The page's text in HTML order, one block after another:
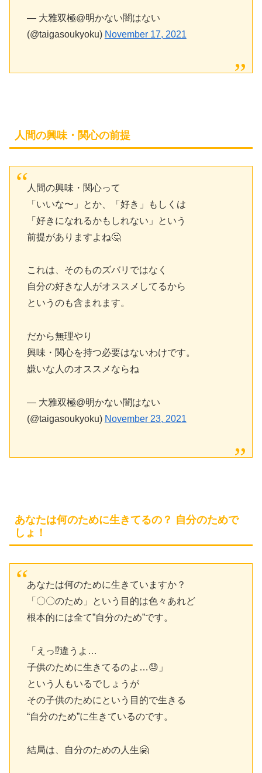
— 大雅双極@明かない闇はない
(@taigasoukyoku) November 17, 2021
人間の興味・関心の前提
人間の興味・関心って
「いいな〜」とか、「好き」もしくは
「好きになれるかもしれない」という
前提がありますよね🤔
これは、そのものズバリではなく
自分の好きな人がオススメしてるから
というのも含まれます。
だから無理やり
興味・関心を持つ必要はないわけです。
嫌いな人のオススメならね
— 大雅双極@明かない闇はない
(@taigasoukyoku) November 23, 2021
あなたは何のために生きてるの？ 自分のためで
しょ！
あなたは何のために生きていますか？
「〇〇のため」という目的は色々あれど
根本的には全て”自分のため”です。
「えっ⁉︎違うよ…
子供のために生きてるのよ…😓」
という人もいるでしょうが
その子供のためにという目的で生きる
“自分のため”に生きているのです。
結局は、自分のための人生🤗